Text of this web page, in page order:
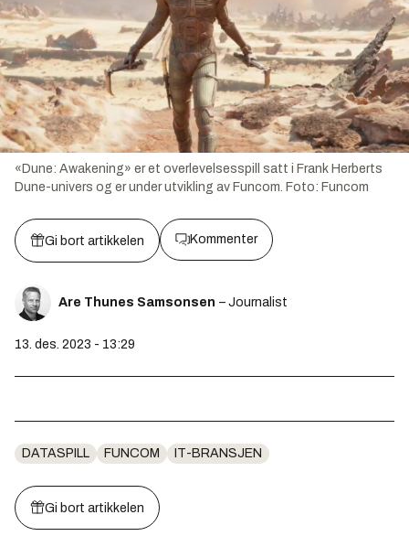
«Dune: Awakening» er et overlevelsesspill satt i Frank Herberts
Dune-univers og er under utvikling av Funcom. Foto: Funcom
Gi bort artikkelen Kommenter
Are Thunes Samsonsen – Journalist
13. des. 2023 - 13:29
DATASPILL FUNCOM IT-BRANSJEN
Gi bort artikkelen